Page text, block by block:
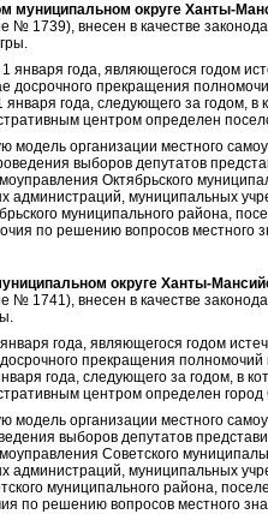
округе Ханты-
№ 1739), внесен в качестве
января года, являющегося годом
досрочного прекращения
года, следующего за годом,
центром определен
организации местного
выборов депутатов
Октябрьского
администраций, муниципальных
муниципального района,
по решению вопросов местного
округе Ханты-
№ 1741), внесен в качестве
года, являющегося годом
прекращения полномочий
года, следующего за годом, в
центром определен город
организации местного
выборов депутатов
Советского
администраций, муниципальных
муниципального района,
по решению вопросов местного